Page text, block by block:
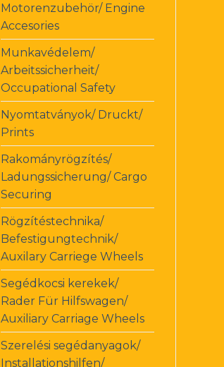
Motorenzubehör/ Engine
Accesories
Munkavédelem/
Arbeitssicherheit/
Occupational Safety
Nyomtatványok/ Druckt/
Prints
Rakományrögzítés/
Ladungssicherung/ Cargo
Securing
Rögzítéstechnika/
Befestigungtechnik/
Auxilary Carriege Wheels
Segédkocsi kerekek/
Rader Für Hilfswagen/
Auxiliary Carriage Wheels
Szerelési segédanyagok/
Installationshilfen/